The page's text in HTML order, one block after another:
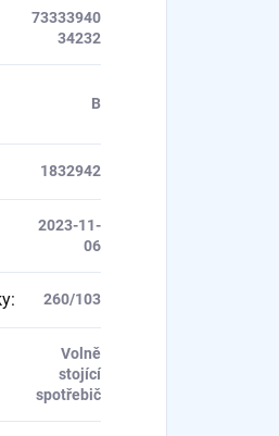
73333940
34232
B
1832942
2023-11-
06
: 260/103
Volně
stojící
spotřebič